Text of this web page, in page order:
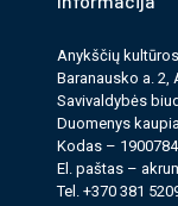
Anykščių
Baranausko a. 2,
Savi­valdy­bės
Duomenys
Kodas –
El. paš­tas –
Tel. +370 381